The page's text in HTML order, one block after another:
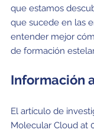
que estamos
que sucede en las
entender mejor
de formación
Información
El artículo de
Molecular Cloud at